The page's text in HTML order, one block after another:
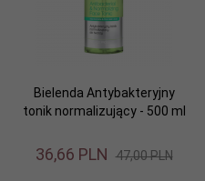
Bielenda Antybakteryjny
tonik normalizujący - 500 ml
36,66 PLN 47,00 PLN